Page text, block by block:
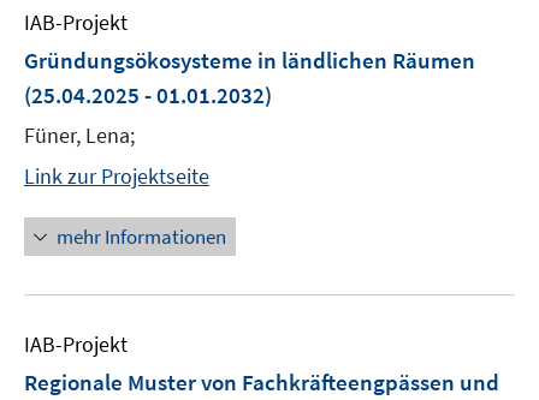
IAB-Projekt
Gründungsökosysteme in ländlichen Räumen
(25.04.2025 - 01.01.2032)
Füner, Lena;
Link zur Projektseite
mehr Informationen
IAB-Projekt
Regionale Muster von Fachkräfteengpässen und